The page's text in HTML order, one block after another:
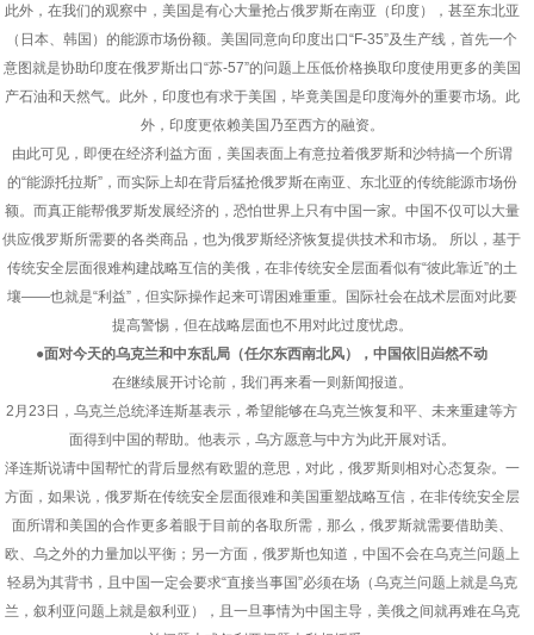
此外，在我们的观察中，美国是有心大量抢占俄罗斯在南亚（印度），甚至东北亚
（日本、韩国）的能源市场份额。美国同意向印度出口“F-35”及生产线，首先一个
意图就是协助印度在俄罗斯出口“苏-57”的问题上压低价格换取印度使用更多的美国
产石油和天然气。此外，印度也有求于美国，毕竟美国是印度海外的重要市场。此
外，印度更依赖美国乃至西方的融资。
由此可见，即便在经济利益方面，美国表面上有意拉着俄罗斯和沙特搞一个所谓
的“能源托拉斯”，而实际上却在背后猛抢俄罗斯在南亚、东北亚的传统能源市场份
额。而真正能帮俄罗斯发展经济的，恐怕世界上只有中国一家。中国不仅可以大量
供应俄罗斯所需要的各类商品，也为俄罗斯经济恢复提供技术和市场。 所以，基于
传统安全层面很难构建战略互信的美俄，在非传统安全层面看似有“彼此靠近”的土
壤——也就是“利益”，但实际操作起来可谓困难重重。国际社会在战术层面对此要
提高警惕，但在战略层面也不用对此过度忧虑。
●面对今天的乌克兰和中东乱局（任尔东西南北风），中国依旧岿然不动
在继续展开讨论前，我们再来看一则新闻报道。
2月23日，乌克兰总统泽连斯基表示，希望能够在乌克兰恢复和平、未来重建等方
面得到中国的帮助。他表示，乌方愿意与中方为此开展对话。
泽连斯说请中国帮忙的背后显然有欧盟的意思，对此，俄罗斯则相对心态复杂。一
方面，如果说，俄罗斯在传统安全层面很难和美国重塑战略互信，在非传统安全层
面所谓和美国的合作更多着眼于目前的各取所需，那么，俄罗斯就需要借助美、
欧、乌之外的力量加以平衡；另一方面，俄罗斯也知道，中国不会在乌克兰问题上
轻易为其背书，且中国一定会要求“直接当事国”必须在场（乌克兰问题上就是乌克
兰，叙利亚问题上就是叙利亚），且一旦事情为中国主导，美俄之间就再难在乌克